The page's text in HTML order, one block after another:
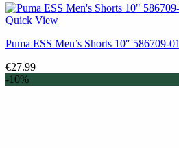
Quick View
Puma ESS Men’s Shorts 10″ 586709-01
€27.99
-10%